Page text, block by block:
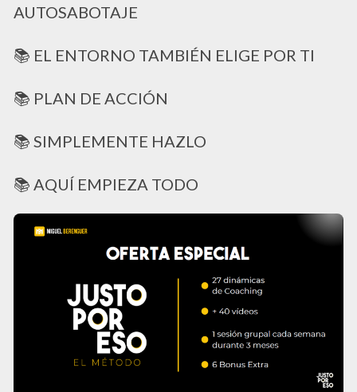
AUTOSABOTAJE
📚 EL ENTORNO TAMBIÉN ELIGE POR TI
📚 PLAN DE ACCIÓN
📚 SIMPLEMENTE HAZLO
📚 AQUÍ EMPIEZA TODO